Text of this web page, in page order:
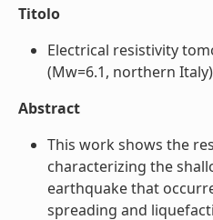
Titolo
Electrical resistivity
(Mw=6.1, northern
Abstract
This work shows the
characterizing the
earthquake that
spreading and